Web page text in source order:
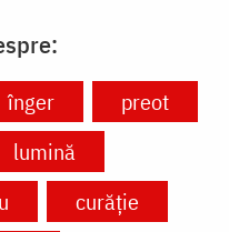
înger
preot
lumină
curăție